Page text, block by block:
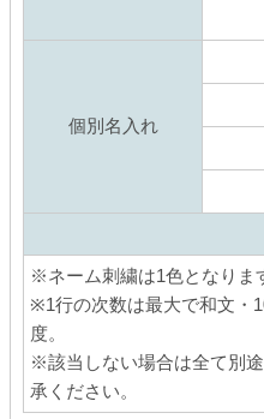
個別名入れ
※ネーム刺繍は1色となりま
※1行の次数は最大で和文・
度。
※該当しない場合は全て別
承ください。